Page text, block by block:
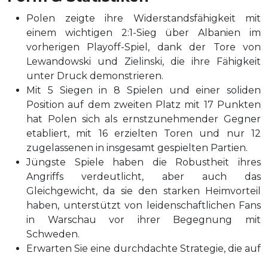
Polen zeigte ihre Widerstandsfähigkeit mit
einem wichtigen 2:1-Sieg über Albanien im
vorherigen Playoff-Spiel, dank der Tore von
Lewandowski und Zielinski, die ihre Fähigkeit
unter Druck demonstrieren.
Mit 5 Siegen in 8 Spielen und einer soliden
Position auf dem zweiten Platz mit 17 Punkten
hat Polen sich als ernstzunehmender Gegner
etabliert, mit 16 erzielten Toren und nur 12
zugelassenen in insgesamt gespielten Partien.
Jüngste Spiele haben die Robustheit ihres
Angriffs verdeutlicht, aber auch das
Gleichgewicht, da sie den starken Heimvorteil
haben, unterstützt von leidenschaftlichen Fans
in Warschau vor ihrer Begegnung mit
Schweden.
Erwarten Sie eine durchdachte Strategie, die auf